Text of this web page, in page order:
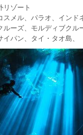
リゾート
スメル、パラオ、インド
ルーズ、モルディブクル
パン、タイ・タオ島、